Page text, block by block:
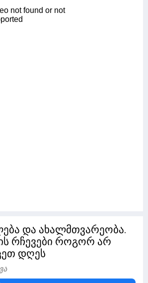
და ახალმთვარეობა.
რჩევები როგორ არ
დღეს